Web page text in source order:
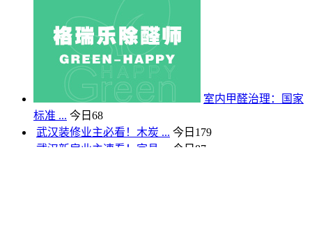
室内甲醛治理：国家
标准 ... 今日 68
武汉装修业主必看！木炭 ... 今日 179
武汉新房业主速看！家具 ...
今日87